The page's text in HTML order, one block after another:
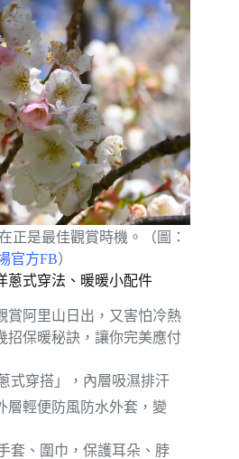
正是最佳觀賞時機。（圖：
官方FB）
蔥式穿法、暖暖小配件
賞阿里山日出，又害怕冷熱
招保暖秘訣，讓你完美應付
式穿搭」，內層吸濕排汗
層輕便防風防水外套，變
套、圍巾，保護耳朵、脖